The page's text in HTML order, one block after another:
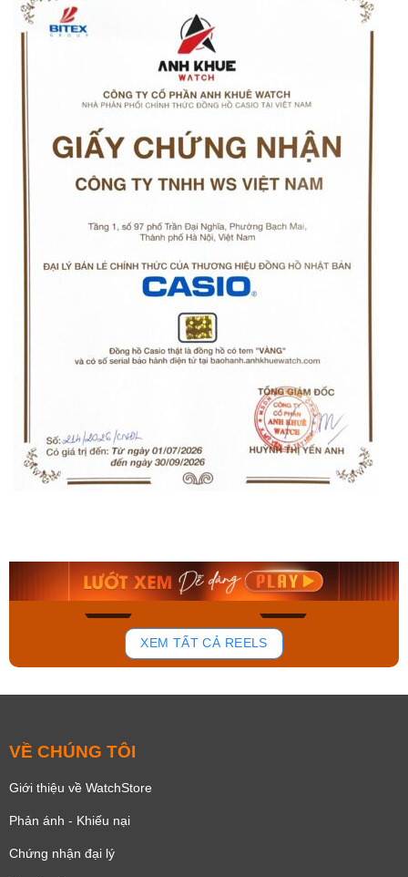
179
Mua ngay Mua ngay
XEM TẤT CẢ REELS
VỀ CHÚNG TÔI
Giới thiệu về WatchStore
Phản ánh - Khiếu nại
Chứng nhận đại lý